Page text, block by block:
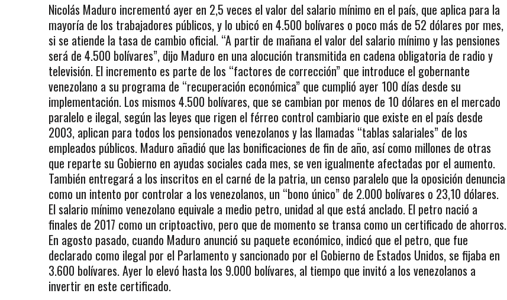
Nicolás Maduro incrementó ayer en 2,5 veces el valor del salario mínimo en el país, que aplica para la
mayoría de los trabajadores públicos, y lo ubicó en 4.500 bolívares o poco más de 52 dólares por mes,
si se atiende la tasa de cambio oficial. “A partir de mañana el valor del salario mínimo y las pensiones
será de 4.500 bolívares”, dijo Maduro en una alocución transmitida en cadena obligatoria de radio y
televisión. El incremento es parte de los “factores de corrección” que introduce el gobernante
venezolano a su programa de “recuperación económica” que cumplió ayer 100 días desde su
implementación. Los mismos 4.500 bolívares, que se cambian por menos de 10 dólares en el mercado
paralelo e ilegal, según las leyes que rigen el férreo control cambiario que existe en el país desde
2003, aplican para todos los pensionados venezolanos y las llamadas “tablas salariales” de los
empleados públicos. Maduro añadió que las bonificaciones de fin de año, así como millones de otras
que reparte su Gobierno en ayudas sociales cada mes, se ven igualmente afectadas por el aumento.
También entregará a los inscritos en el carné de la patria, un censo paralelo que la oposición denuncia
como un intento por controlar a los venezolanos, un “bono único” de 2.000 bolívares o 23,10 dólares.
El salario mínimo venezolano equivale a medio petro, unidad al que está anclado. El petro nació a
finales de 2017 como un criptoactivo, pero que de momento se transa como un certificado de ahorros.
En agosto pasado, cuando Maduro anunció su paquete económico, indicó que el petro, que fue
declarado como ilegal por el Parlamento y sancionado por el Gobierno de Estados Unidos, se fijaba en
3.600 bolívares. Ayer lo elevó hasta los 9.000 bolívares, al tiempo que invitó a los venezolanos a
invertir en este certificado.